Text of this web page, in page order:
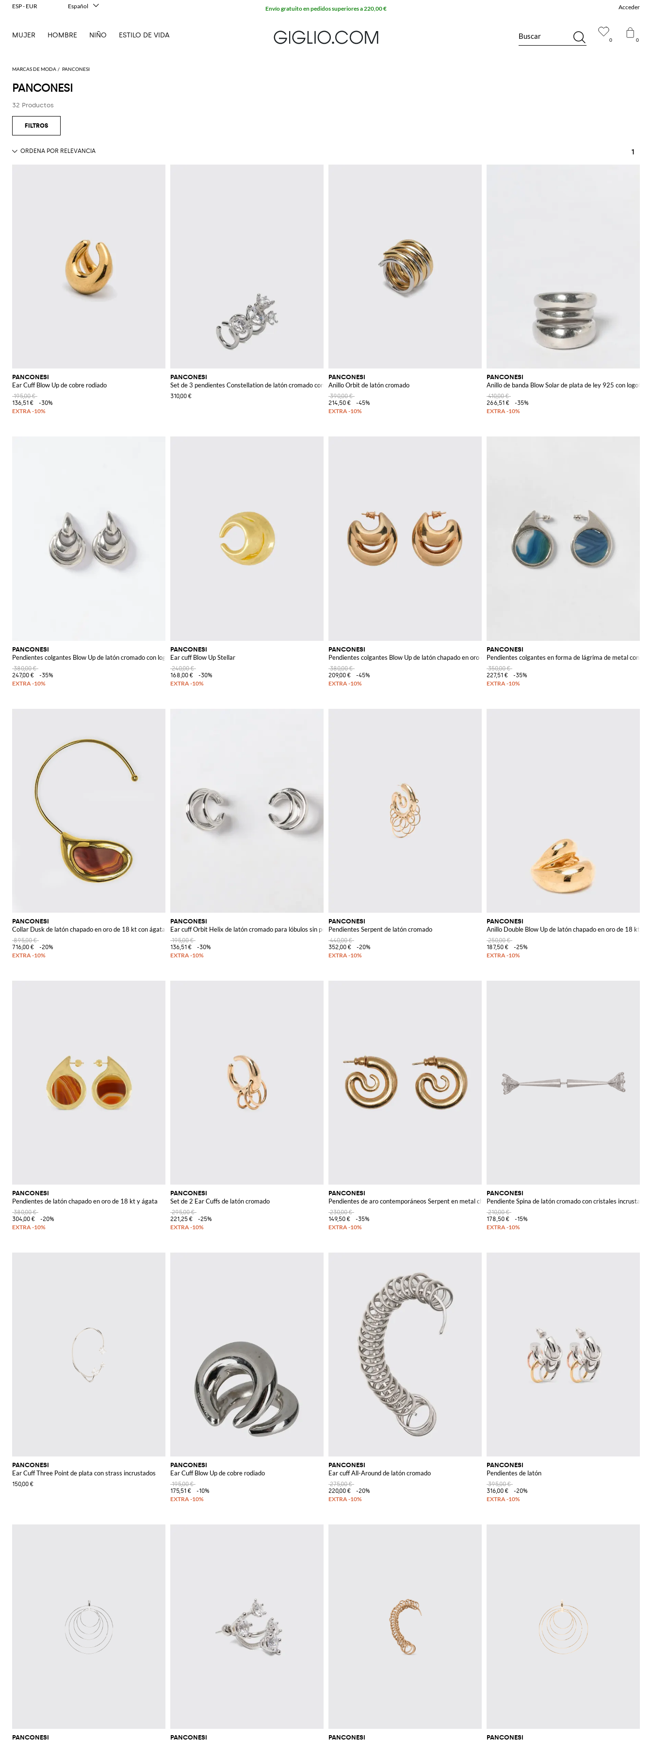
MARCAS DE MODA PANCONESI
PANCONESI
32 Productos
1
PANCONESI
Ear Cuff Blow Up de cobre rodiado
195,00 €
136,51 €
-30%
PANCONESI
Set de 3 pendientes Constellation de latón cromado con cristales
310,00 €
PANCONESI
Anillo Orbit de latón cromado
390,00 €
214,50 €
-45%
PANCONESI
Anillo de banda Blow Solar de plata de ley 925 con logotipo
410,00 €
266,51 €
-35%
PANCONESI
Pendientes colgantes Blow Up de latón cromado con logotipo grabado
380,00 €
247,00 €
-35%
PANCONESI
Ear cuff Blow Up Stellar
240,00 €
168,00 €
-30%
PANCONESI
Pendientes colgantes Blow Up de latón chapado en oro de 18 quilates
380,00 €
209,00 €
-45%
PANCONESI
Pendientes colgantes en forma de lágrima de metal con
350,00 €
227,51 €
-35%
PANCONESI
Collar Dusk de latón chapado en oro de 18 kt con ágata roja engastada
895,00 €
716,00 €
-20%
PANCONESI
Ear cuff Orbit Helix de latón cromado para lóbulos sin perforar
195,00 €
136,51 €
-30%
PANCONESI
Pendientes Serpent de latón cromado
440,00 €
352,00 €
-20%
PANCONESI
Anillo Double Blow Up de latón chapado en oro de 18 kt
250,00 €
187,50 €
-25%
PANCONESI
Pendientes de latón chapado en oro de 18 kt y ágata
380,00 €
304,00 €
-20%
PANCONESI
Set de 2 Ear Cuffs de latón cromado
295,00 €
221,25 €
-25%
PANCONESI
Pendientes de aro contemporáneos Serpent en metal chapado en oro 18kt
230,00 €
149,50 €
-35%
PANCONESI
Pendiente Spina de latón cromado con cristales incrustados
210,00 €
178,50 €
-15%
PANCONESI
Ear Cuff Three Point de plata con strass incrustados
150,00 €
PANCONESI
Ear Cuff Blow Up de cobre rodiado
195,00 €
175,51 €
-10%
PANCONESI
Ear cuff All-Around de latón cromado
275,00 €
220,00 €
-20%
PANCONESI
Pendientes de latón
395,00 €
316,00 €
-20%
PANCONESI PANCONESI PANCONESI PANCONESI
0 0
Buscar
Acceder
MUJER HOMBRE NIÑO ESTILO DE VIDA
10 % extra en REBAJAS
ESP - EUR
Español
Français
日本語
Русский